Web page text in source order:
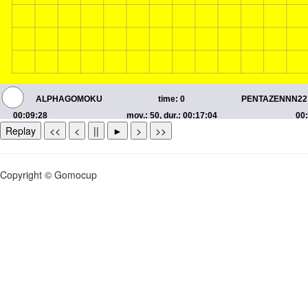
Replay << < || ► > >>
Copyright © Gomocup